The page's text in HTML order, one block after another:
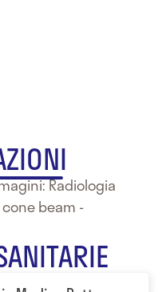
Radiologia
cone beam -